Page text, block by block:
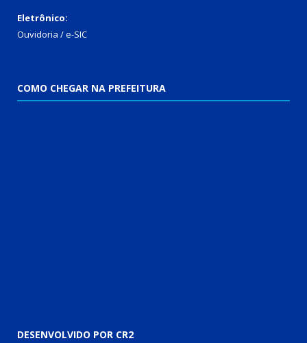
Eletrônico:
Ouvidoria /e-SIC
COMO CHEGAR NA PREFEITURA
DESENVOLVIDO POR CR2